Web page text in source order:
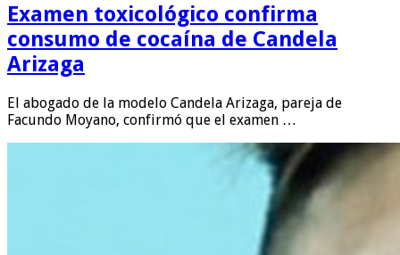
Examen toxicológico confirma
consumo de cocaína de Candela
Arizaga
El abogado de la modelo Candela Arizaga, pareja de
Facundo Moyano, confirmó que el examen …